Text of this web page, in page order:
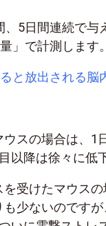
5日間連続で
」で計測します。
と放出される脳
スの場合は、1
以降は徐々に低
受けたマウス
少ないのです